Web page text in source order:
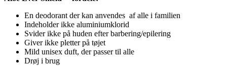
En deodorant der kan anvendes af alle i familien
Indeholder ikke aluminiumklorid
Svider ikke på huden efter barbering/epilering
Giver ikke pletter på tøjet
Mild unisex duft, der passer til alle
Drøj i brug